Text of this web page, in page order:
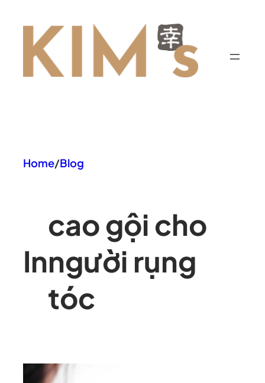
đến
dung
Home/Blog
In
cao gội cho
người rụng
tóc